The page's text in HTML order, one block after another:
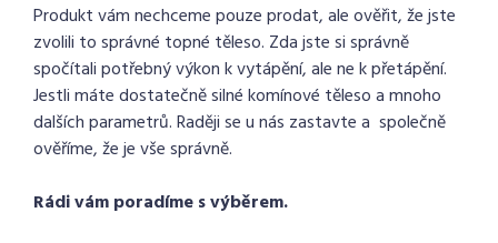
Produkt vám nechceme pouze prodat, ale ověřit, že jste
zvolili to správné topné těleso. Zda jste si správně
spočítali potřebný výkon k vytápění, ale ne k přetápění.
Jestli máte dostatečně silné komínové těleso a mnoho
dalších parametrů. Raději se u nás zastavte a společně
ověříme, že je vše správně.
Rádi vám poradíme s výběrem.